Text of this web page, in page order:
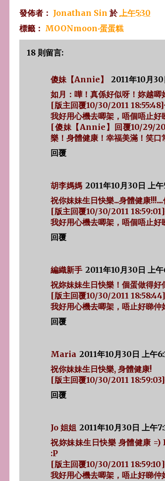
發佈者： Jonathan Sin 於上午5:30
標籤： MOONmoon‧蛋蛋糕
18 則留言:
傻妹【Annie】
2011年10月30
如月：嘩！真係好似呀！妳越唧
[版主回覆10/30/2011
我好用心機去唧架，唔個唔止好
[傻妹【Annie】回覆10/29/
樂！身體健康！幸福美滿！笑口
回覆
胡李媽媽 2011年10月30日 上午
祝你妹妹生日快樂...身體健康
[版主回覆10/30/2011
我好用心機去唧架，唔個唔止好
回覆
編織新手 2011年10月30日 上午
祝妳妹妹生日快樂！個蛋做得好
[版主回覆10/30/2011
我好用心機去唧架，唔止好睇仲
回覆
Maria 2011年10月30日 上午
祝你妹妹生日快樂, 身體健康!
[版主回覆10/30/2011
回覆
Jo 姐姐 2011年10月30日 上午
祝妳妹妹生日快樂 身體健康
:P
[版主回覆10/30/2011
我好用心機去唧架，唔止好睇仲